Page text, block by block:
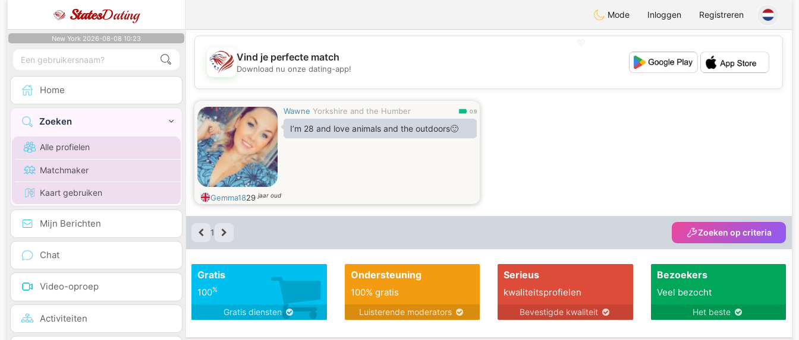
StatesDating Mode Inloggen Registreren
New York 2026-08-08 10:23
Home
Zoeken
Alle profielen
Matchmaker
Kaart gebruiken
Mijn Berichten
Chat
Video-oproep
Activiteiten
💖
💕
Vind je perfecte match
Download nu onze dating-app!
Wawne Yorkshire and the Humber 0.9
I’m 28 and love animals and the outdoors🙂
Gemma1829jaar oud
1 Zoeken op criteria
Gratis
100%
Gratis diensten
Ondersteuning
100% gratis
Luisterende moderators
Serieus
kwaliteitsprofielen
Bevestigde kwaliteit
Bezoekers
Veel bezocht
Het beste